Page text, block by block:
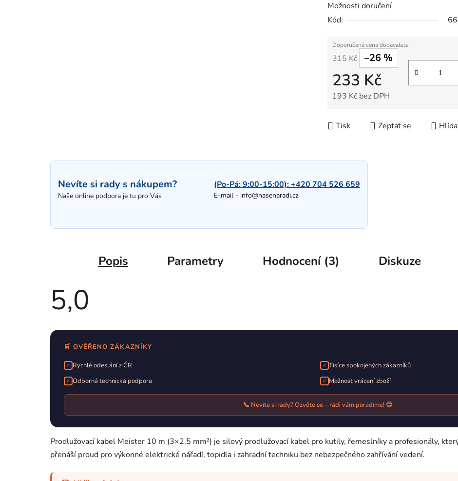
Možnosti doručení
Kód:
315 Kč –26 %
233 Kč
193 Kč bez DPH
Tisk Zeptat se
Nevíte si rady s nákupem?
Naše online podpora je tu pro Vás
(Po-Pá: 9:00-15:00):+420 704 526 659
E-mail - info@nasenaradi.cz
Popis Parametry Hodnocení (3) Diskuze
5,0
hodnocení
produktu
hvězdiček.
3 hodnocení
🛒 OVĚŘENO ZÁKAZNÍKY
✓ Rychlé odeslání z ČR ✓ Tisíce spokojených zákazníků
✓ Odborná technická podpora ✓ Možnost vrácení zboží
📞 Nevíte si rady? Ozvěte se – rádi vám poradíme! 😊
Prodlužovací kabel Meister 10 m (3×2,5 mm²) je silový prodlužovací kabel pro kutily, řemeslníky a profesionály,
přenáší proud pro výkonné elektrické nářadí, topidla i zahradní techniku bez nebezpečného zahřívání vedení.